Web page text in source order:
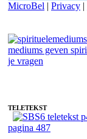
MicroBel | Privacy |
TELETEKST
pagina 487